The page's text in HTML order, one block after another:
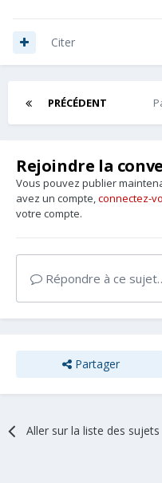
Citer
PRÉCÉDENT
Rejoindre la
Vous pouvez publier
avez un compte,connectez-
votre compte.
Répondre à ce
Partager
Aller sur la liste des sujets